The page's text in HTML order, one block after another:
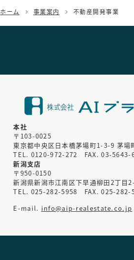
ホーム 事業案内 不動産開発事業
本社
〒103-0025
東京都中央区日本橋茅場町1-3-9 茅場
TEL. 0120-972-272 FAX. 03-5643-
新潟支店
〒950-0150
新潟県新潟市江南区下早通柳田2丁目
TEL. 025-282-5958 FAX. 025-282-
E-mail. info@aip-realestate.co.jp